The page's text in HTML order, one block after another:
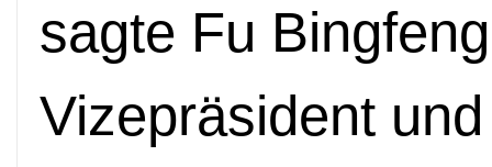
sagte Fu
Vizepräsident